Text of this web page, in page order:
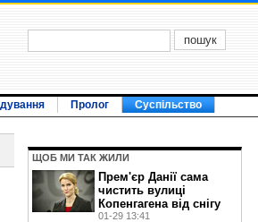
Пролог Суспільство
ЩОБ МИ ТАК ЖИЛИ
Прем'єр Данії сама
чистить вулиці
Копенгагена від снігу
01-29 13:41